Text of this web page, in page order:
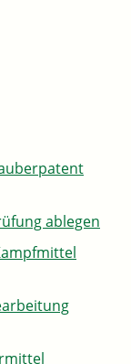
ablegen